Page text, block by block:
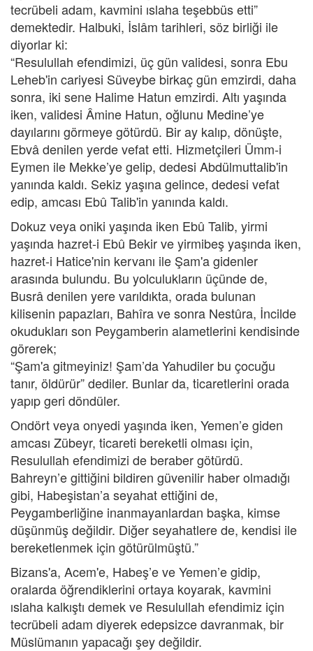
tecrübeli adam, kavmini ıslaha teşebbüs etti”
demektedir. Halbuki, İslâm tarihleri, söz birliği ile
diyorlar ki:
“Resulullah efendimizi, üç gün validesi, sonra Ebu
Leheb'in cariyesi Süveybe birkaç gün emzirdi, daha
sonra, iki sene Halime Hatun emzirdi. Altı yaşında
iken, validesi Âmine Hatun, oğlunu Medine’ye
dayılarını görmeye götürdü. Bir ay kalıp, dönüşte,
Ebvâ denilen yerde vefat etti. Hizmetçileri Ümm-i
Eymen ile Mekke’ye gelip, dedesi Abdülmuttalib'in
yanında kaldı. Sekiz yaşına gelince, dedesi vefat
edip, amcası Ebû Talib'in yanında kaldı.
Dokuz veya oniki yaşında iken Ebû Talib, yirmi
yaşında hazret-i Ebû Bekir ve yirmibeş yaşında iken,
hazret-i Hatice'nin kervanı ile Şam'a gidenler
arasında bulundu. Bu yolculukların üçünde de,
Busrâ denilen yere varıldıkta, orada bulunan
kilisenin papazları, Bahîra ve sonra Nestûra, İncilde
okudukları son Peygamberin alametlerini kendisinde
görerek;
“Şam'a gitmeyiniz! Şam’da Yahudiler bu çocuğu
tanır, öldürür” dediler. Bunlar da, ticaretlerini orada
yapıp geri döndüler.
Ondört veya onyedi yaşında iken, Yemen’e giden
amcası Zübeyr, ticareti bereketli olması için,
Resulullah efendimizi de beraber götürdü.
Bahreyn’e gittiğini bildiren güvenilir haber olmadığı
gibi, Habeşistan’a seyahat ettiğini de,
Peygamberliğine inanmayanlardan başka, kimse
düşünmüş değildir. Diğer seyahatlere de, kendisi ile
bereketlenmek için götürülmüştü.”
Bizans'a, Acem'e, Habeş’e ve Yemen’e gidip,
oralarda öğrendiklerini ortaya koyarak, kavmini
ıslaha kalkıştı demek ve Resulullah efendimiz için
tecrübeli adam diyerek edepsizce davranmak, bir
Müslümanın yapacağı şey değildir.